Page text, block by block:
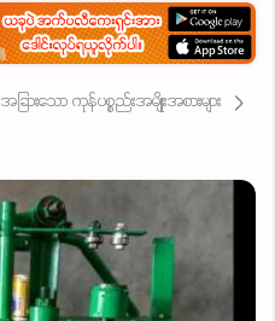
အခြားသော ကုန်ပစ္စည်းအမျိုးအစားများ